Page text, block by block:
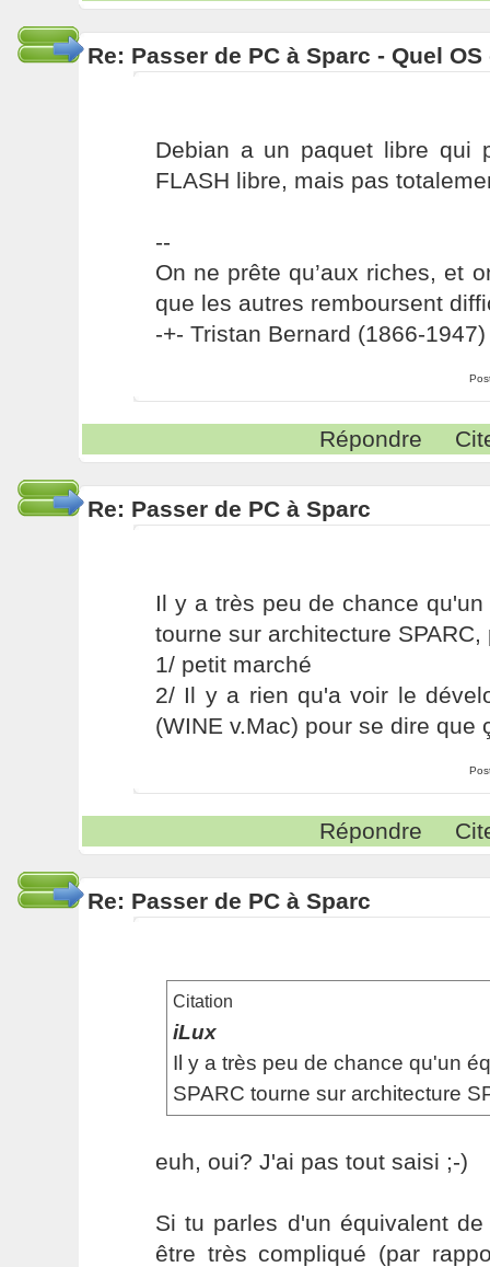
Re: Passer de PC à Sparc - Quel
Debian a un paquet libre qui
FLASH libre, mais pas
--
On ne prête qu’aux riches, et
que les autres remboursent
-+- Tristan Bernard (1866-1947)
Répondre
Re: Passer de PC à Sparc
Il y a très peu de chance
tourne sur architecture SPARC,
1/ petit marché
2/ Il y a rien qu'a voir le
(WINE v.Mac) pour se dire que
Répondre
Re: Passer de PC à Sparc
Citation
iLux
Il y a très peu de chance qu'un
SPARC tourne sur architecture
euh, oui? J'ai pas tout saisi ;-)
Si tu parles d'un équivalent
être très compliqué (par